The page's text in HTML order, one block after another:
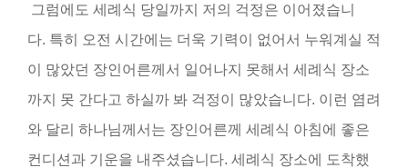
그럼에도 세례식 당일까지 저의 걱정은 이어졌습니
다. 특히 오전 시간에는 더욱 기력이 없어서 누워계실 적
이 많았던 장인어른께서 일어나지 못해서 세례식 장소
까지 못 간다고 하실까 봐 걱정이 많았습니다. 이런 염려
와 달리 하나님께서는 장인어른께 세례식 아침에 좋은
컨디션과 기운을 내주셨습니다. 세례식 장소에 도착했